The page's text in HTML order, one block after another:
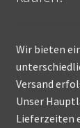
Wir bieten
Versand
Unser
Lieferzeiten